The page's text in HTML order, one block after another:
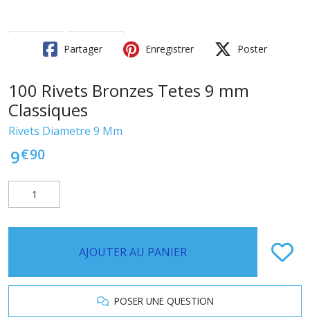
Partager Enregistrer Poster
100 Rivets Bronzes Tetes 9 mm
Classiques
Rivets Diametre 9 Mm
9€90
AJOUTER AU PANIER
POSER UNE QUESTION